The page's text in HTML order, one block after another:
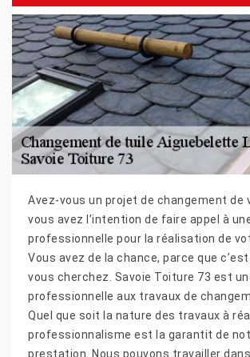
Avez-vous un projet de changement de
vous avez l’intention de faire appel à
professionnelle pour la réalisation de
Vous avez de la chance, parce que
vous cherchez. Savoie Toiture 73 est
professionnelle aux travaux de
Quel que soit la nature des travaux à
professionnalisme est la garantit de
prestation. Nous pouvons travailler